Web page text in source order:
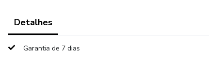
Detalhes
Garantia de 7 dias